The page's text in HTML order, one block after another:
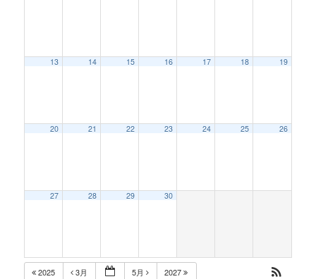
13 14 15 16 17 18 19
20 21 22 23 24 25 26
27 28 29 30
2025 3月 5月 2027